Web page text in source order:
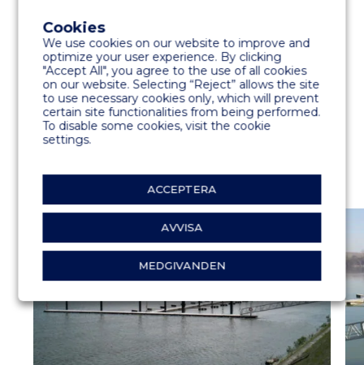
SPECIALITETER
Stålpelare för att klara flodnivåfluktuationer
27,5 m lång landgång
Cookies
We use cookies on our website to improve and
optimize your user experience. By clicking
"Accept All", you agree to the use of all cookies
on our website. Selecting “Reject” allows the site
to use necessary cookies only, which will prevent
certain site functionalities from being performed.
To disable some cookies, visit the cookie
settings.
ACCEPTERA
AVVISA
MEDGIVANDEN